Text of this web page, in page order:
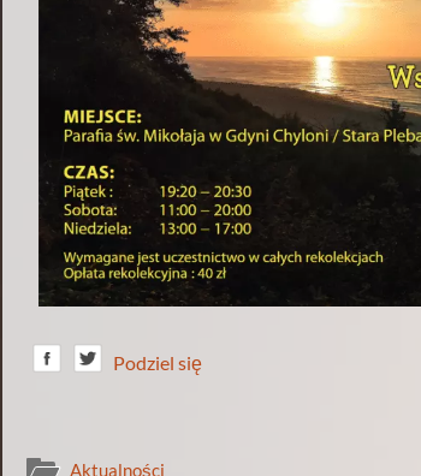
Podziel się
Aktualności